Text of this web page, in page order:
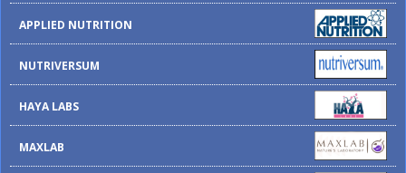
APPLIED NUTRITION
NUTRIVERSUM
HAYA LABS
MAXLAB